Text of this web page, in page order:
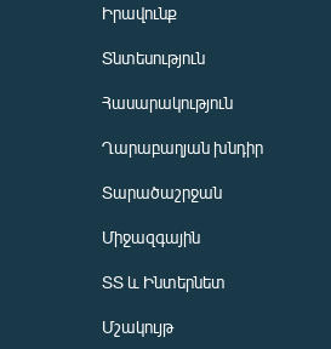
Իրավունք
Տնտեսություն
Հասարակություն
Ղարաբաղյան խնդիր
Տարածաշրջան
Միջազգային
ՏՏ և Ինտերնետ
Մշակույթ